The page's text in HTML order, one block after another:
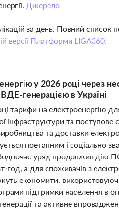
Джерело
за день. Повний
версії Платформи LIGA360.
у 2026 році через
генерацією в Україні
тарифи на електроенергію
інфраструктури та
та доставки
поетапним і соціально
уряд продовжив дію
а для споживачів з
економити,
підтримки населення в
та активне